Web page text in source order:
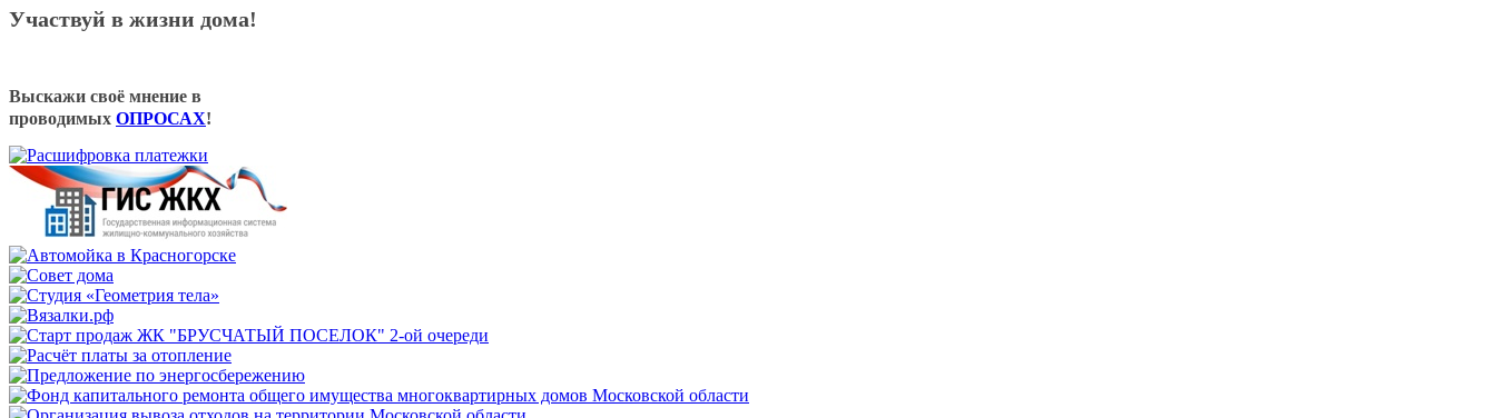
Участвуй в жизни дома!
Выскажи своё мнение в
проводимых ОПРОСАХ!